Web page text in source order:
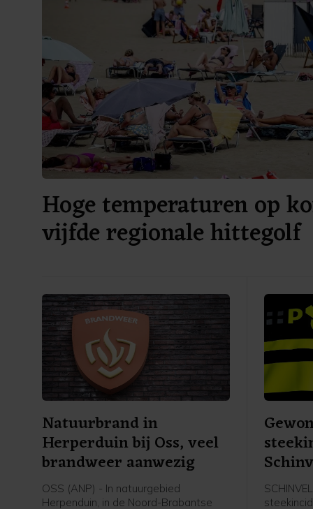
Hoge temperaturen op
vijfde regionale hittegolf
Natuurbrand in
Herperduin bij Oss, veel
brandweer aanwezig
OSS (ANP) - In natuurgebied
Herpenduin, in de Noord-Brabantse